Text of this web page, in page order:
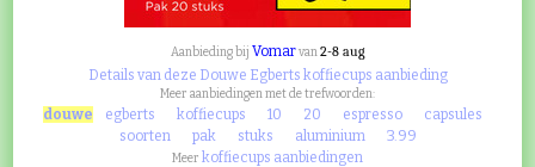
Aanbieding bij Vomarvan2-8 aug
Details van deze Douwe Egberts koffiecups aanbieding
Meer aanbiedingen met de trefwoorden:
douwe egberts koffiecups 10 20 espresso
capsules
soorten
pak stuks aluminium 3.99
Meer koffiecups aanbiedingen